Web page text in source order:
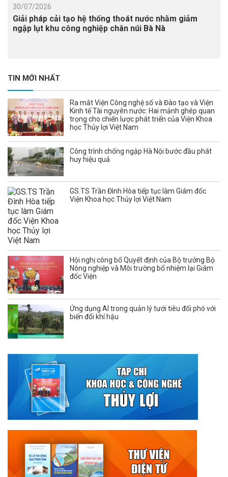
30/07/2026
Giải pháp cải tạo hệ thống thoát nước nhằm giảm
ngập lụt khu công nghiệp chân núi Bà Nà
TIN MỚI NHẤT
Ra mắt Viện Công nghệ số và Đào tạo và Viện
Kinh tế Tài nguyên nước: Hai mảnh ghép quan
trọng cho chiến lược phát triển của Viện Khoa
học Thủy lợi Việt Nam
Công trình chống ngập Hà Nội bước đầu phát
huy hiệu quả
GS.TS Trần Đình Hòa tiếp tục làm Giám đốc
Viện Khoa học Thủy lợi Việt Nam
Hội nghị công bố Quyết định của Bộ trưởng Bộ
Nông nghiệp và Môi trường bổ nhiệm lại Giám
đốc Viện
Ứng dụng AI trong quản lý tưới tiêu đối phó với
biến đổi khí hậu